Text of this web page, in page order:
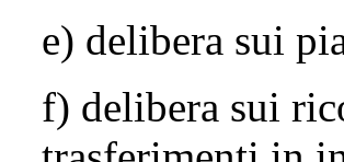
e) delibera sui
f) delibera sui